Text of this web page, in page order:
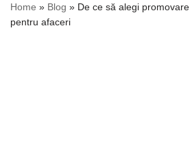
Home » Blog » De ce să alegi
pentru afaceri